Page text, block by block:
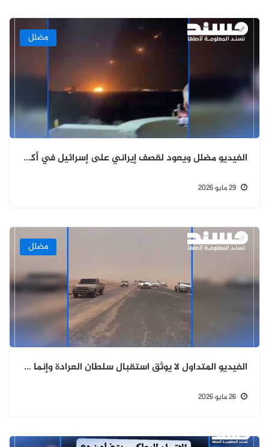
مضلل
الفيديو مضلل ويعود لقصف إيراني على إسرائيل في أكتوبر 2024 وليس على الكويت
مضلل
الفيديو المتداول لا يوثق استقبال سلطان العرادة وإنما عودة مشايخ من رحلة علاجية بتاريخ 18 مايو 2026